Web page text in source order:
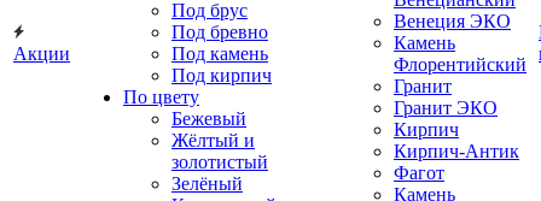
Акции
Под брус
Под бревно
Под камень
Под кирпич
По цвету
Бежевый
Жёлтый и
золотистый
Зелёный
Венеция ЭКО
Камень
Флорентийский
Гранит
Гранит ЭКО
Кирпич
Кирпич-Антик
Фагот
Камень